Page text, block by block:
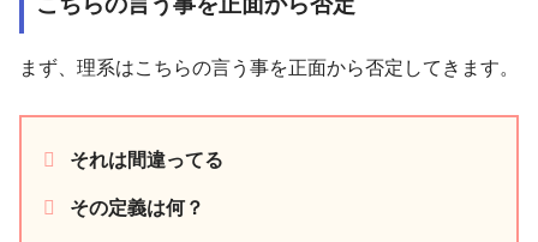
まず、理系はこちらの言う事を正面から否定してきます。
それは間違ってる
その定義は何？